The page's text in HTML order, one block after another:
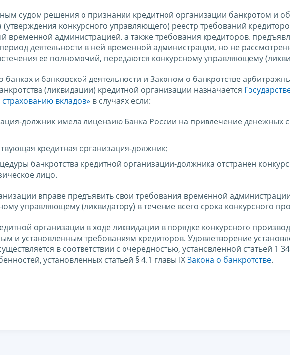
судом решения о признании кредитной организации банкротом и
(утверждения конкурсного управляющего) реестр требований
временной администрацией, а также требования кредиторов,
деятельности в ней временной администрации, но не
ее полномочий, передаются конкурсному управляющему
банках и банковской деятельности и Законом о банкротстве
(ликвидации) кредитной организации назначается
вкладов» в случаях если:
должник имела лицензию Банка России на привлечение денежных
кредитная организация-должник;
банкротства кредитной организации-должника отстранен
лицо.
вправе предъявить свои требования временной
управляющему (ликвидатору) в течение всего срока конкурсного
организации в ходе ликвидации в порядке конкурсного
и установленным требованиям кредиторов. Удовлетворение
в соответствии с очередностью, установленной статьей 1 34
установленных статьей § 4.1 главы IXЗакона о банкротстве.